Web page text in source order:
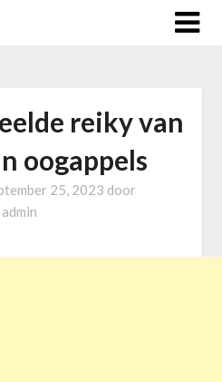
reiky van
oogappels
25, 2023 door
admin